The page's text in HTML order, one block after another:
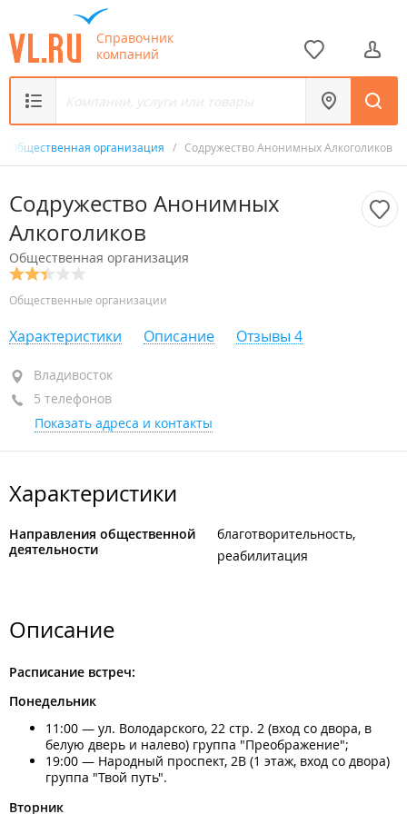
Справочник
компаний
Общественная организация / Содружество Анонимных Алкоголиков
Содружество Анонимных
Алкоголиков
Общественная организация
Общественные организации
Характеристики Описание Отзывы 4
Владивосток
+7 (423) 296-79-57
+7 (423) 276-35-38
+7 908 446-79-57
Горячая линия
открыто: 08:00–22:00
Владивосток
5 телефонов
Показать адреса и контакты
Характеристики
Направления общественной
деятельности
благотворительность
реабилитация
Описание
Расписание встреч:
Понедельник
11:00 — ул. Володарского, 22 стр. 2 (вход со двора, в
белую дверь и налево) группа "Преображение";
19:00 — Народный проспект, 2В (1 этаж, вход со двора)
группа "Твой путь".
Вторник